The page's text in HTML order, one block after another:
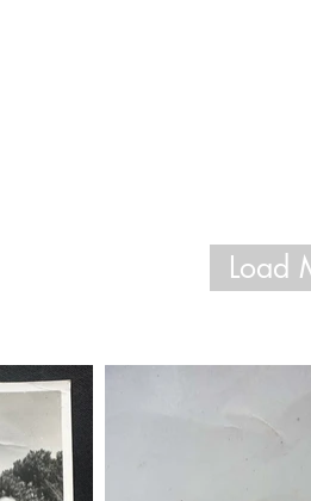
Load